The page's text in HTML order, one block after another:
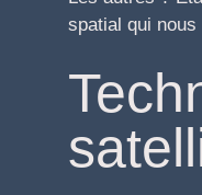
spatial qui nous